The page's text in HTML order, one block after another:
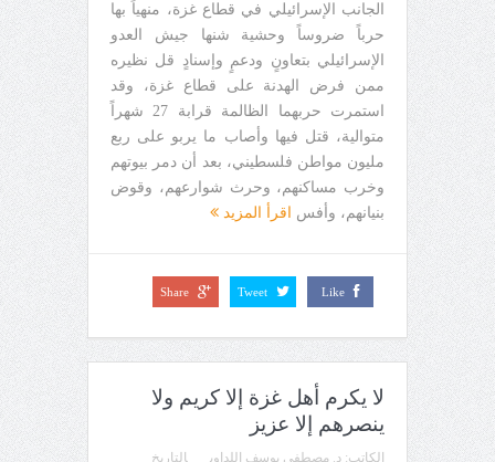
الجانب الإسرائيلي في قطاع غزة، منهياً بها
حرباً ضروساً وحشية شنها جيش العدو
الإسرائيلي بتعاونٍ ودعمٍ وإسنادٍ قل نظيره
ممن فرض الهدنة على قطاع غزة، وقد
استمرت حربهما الظالمة قرابة 27 شهراً
متوالية، قتل فيها وأصاب ما يربو على ربع
مليون مواطن فلسطيني، بعد أن دمر بيوتهم
وخرب مساكنهم، وحرث شوارعهم، وقوض
بنيانهم، وأفس
اقرأ المزيد
Like
Tweet
Share
لا يكرم أهل غزة إلا كريم ولا
ينصرهم إلا عزيز
الكاتب: د. مصطفى يوسف اللداوي
التاريخ